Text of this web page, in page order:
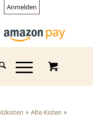
Anmelden
» Alte Kisten »